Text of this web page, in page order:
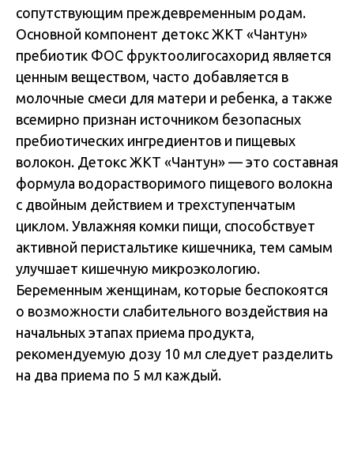
сопутствующим преждевременным родам.
Основной компонент детокс ЖКТ «Чантун»
пребиотик ФОС фруктоолигосахорид является
ценным веществом, часто добавляется в
молочные смеси для матери и ребенка, а также
всемирно признан источником безопасных
пребиотических ингредиентов и пищевых
волокон. Детокс ЖКТ «Чантун» — это составная
формула водорастворимого пищевого волокна
с двойным действием и трехступенчатым
циклом. Увлажняя комки пищи, способствует
активной перистальтике кишечника, тем самым
улучшает кишечную микроэкологию.
Беременным женщинам, которые беспокоятся
о возможности слабительного воздействия на
начальных этапах приема продукта,
рекомендуемую дозу 10 мл следует разделить
на два приема по 5 мл каждый.